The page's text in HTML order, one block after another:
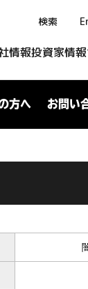
検索
情報投資家情報
方へ お問い